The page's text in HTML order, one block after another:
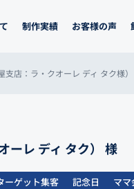
制作実績 お客様の声
店：ラ・クオーレ ディ タク様）
レ ディ タク） 様
ーゲット集客 記念日
ママ